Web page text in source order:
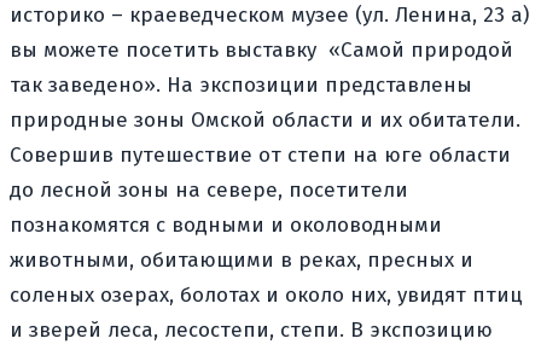
историко – краеведческом музее (ул. Ленина, 23 а)
вы можете посетить выставку «Самой природой
так заведено». На экспозиции представлены
природные зоны Омской области и их обитатели.
Совершив путешествие от степи на юге области
до лесной зоны на севере, посетители
познакомятся с водными и околоводными
животными, обитающими в реках, пресных и
соленых озерах, болотах и около них, увидят птиц
и зверей леса, лесостепи, степи. В экспозицию